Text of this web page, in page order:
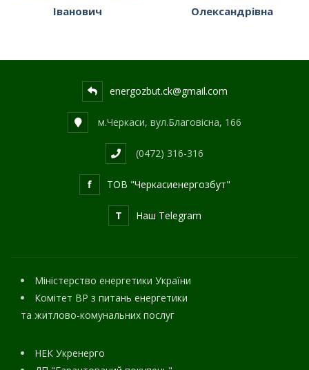
Іванович
Олександрівна
energozbut.ck@gmail.com
м.Черкаси, вул.Благовісна, 166
(0472) 316-316
f ТОВ "Черкасиенергозбут"
T Наш Telegram
Міністерство енергетики України
Комітет ВР з питань енергетики
та житлово-комунальних послуг
НЕК Укренерго